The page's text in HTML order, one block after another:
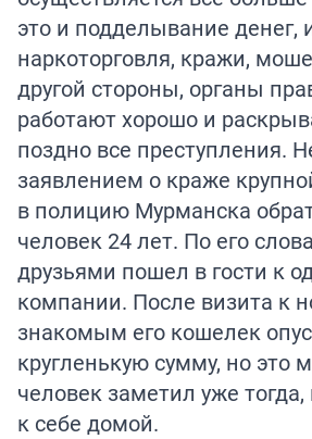
это и подделывание денег,
наркоторговля, кражи,
другой стороны, органы
работают хорошо и
поздно все преступления.
заявлением о краже
в полицию Мурманска
человек 24 лет. По его
друзьями пошел в гости к
компании. После визита к
знакомым его кошелек
кругленькую сумму, но это
человек заметил уже тогда,
к себе домой.